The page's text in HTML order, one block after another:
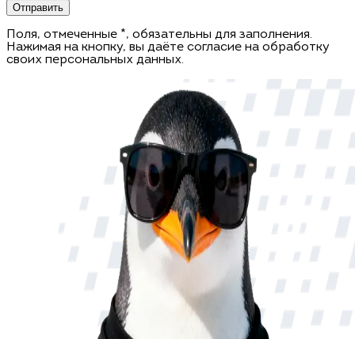
Отправить
Поля, отмеченные *, обязательны для заполнения.
Нажимая на кнопку, вы даёте согласие на обработку
своих персональных данных.